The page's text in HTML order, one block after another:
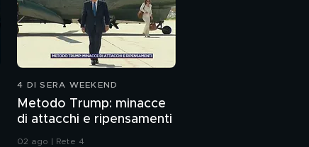
4 DI SERA WEEKEND
Metodo Trump: minacce
di attacchi e ripensamenti
02 ago | Rete 4